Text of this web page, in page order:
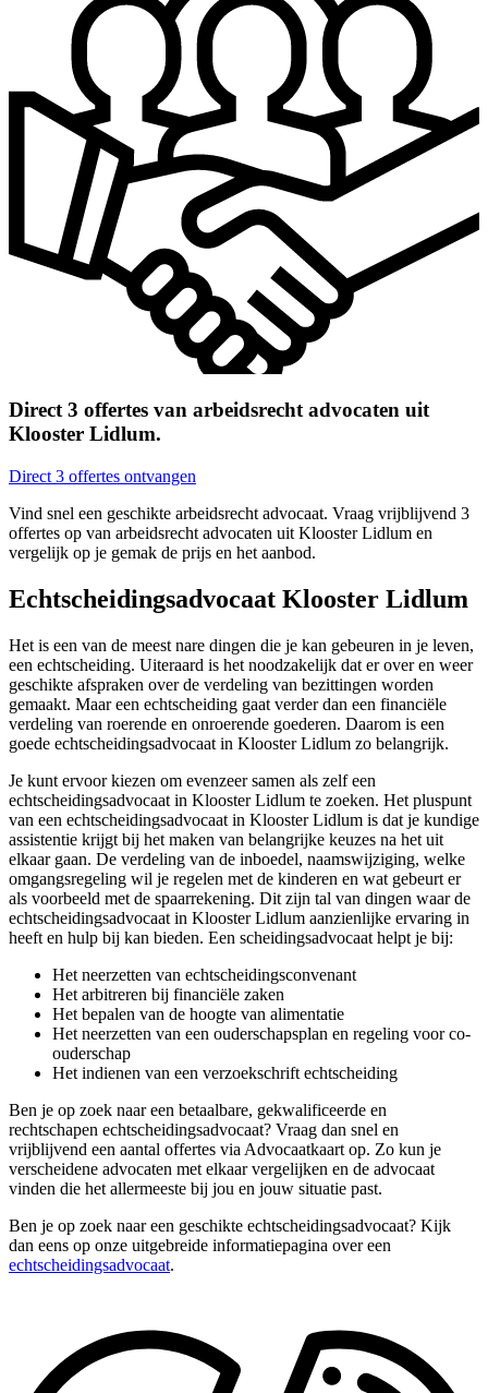
Direct 3 offertes van arbeidsrecht advocaten uit
Klooster Lidlum.
Direct 3 offertes ontvangen
Vind snel een geschikte arbeidsrecht advocaat. Vraag vrijblijvend 3
offertes op van arbeidsrecht advocaten uit Klooster Lidlum en
vergelijk op je gemak de prijs en het aanbod.
Echtscheidingsadvocaat Klooster Lidlum
Het is een van de meest nare dingen die je kan gebeuren in je leven,
een echtscheiding. Uiteraard is het noodzakelijk dat er over en weer
geschikte afspraken over de verdeling van bezittingen worden
gemaakt. Maar een echtscheiding gaat verder dan een financiële
verdeling van roerende en onroerende goederen. Daarom is een
goede echtscheidingsadvocaat in Klooster Lidlum zo belangrijk.
Je kunt ervoor kiezen om evenzeer samen als zelf een
echtscheidingsadvocaat in Klooster Lidlum te zoeken. Het pluspunt
van een echtscheidingsadvocaat in Klooster Lidlum is dat je kundige
assistentie krijgt bij het maken van belangrijke keuzes na het uit
elkaar gaan. De verdeling van de inboedel, naamswijziging, welke
omgangsregeling wil je regelen met de kinderen en wat gebeurt er
als voorbeeld met de spaarrekening. Dit zijn tal van dingen waar de
echtscheidingsadvocaat in Klooster Lidlum aanzienlijke ervaring in
heeft en hulp bij kan bieden. Een scheidingsadvocaat helpt je bij:
Het neerzetten van echtscheidingsconvenant
Het arbitreren bij financiële zaken
Het bepalen van de hoogte van alimentatie
Het neerzetten van een ouderschapsplan en regeling voor co-
ouderschap
Het indienen van een verzoekschrift echtscheiding
Ben je op zoek naar een betaalbare, gekwalificeerde en
rechtschapen echtscheidingsadvocaat? Vraag dan snel en
vrijblijvend een aantal offertes via Advocaatkaart op. Zo kun je
verscheidene advocaten met elkaar vergelijken en de advocaat
vinden die het allermeeste bij jou en jouw situatie past.
Ben je op zoek naar een geschikte echtscheidingsadvocaat? Kijk
dan eens op onze uitgebreide informatiepagina over een
echtscheidingsadvocaat.